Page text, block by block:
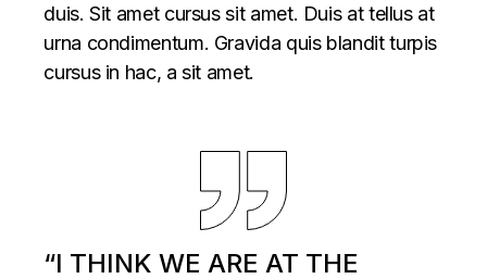
duis. Sit amet cursus sit amet. Duis at tellus at
urna condimentum. Gravida quis blandit turpis
cursus in hac, a sit amet.
“I THINK WE ARE AT THE